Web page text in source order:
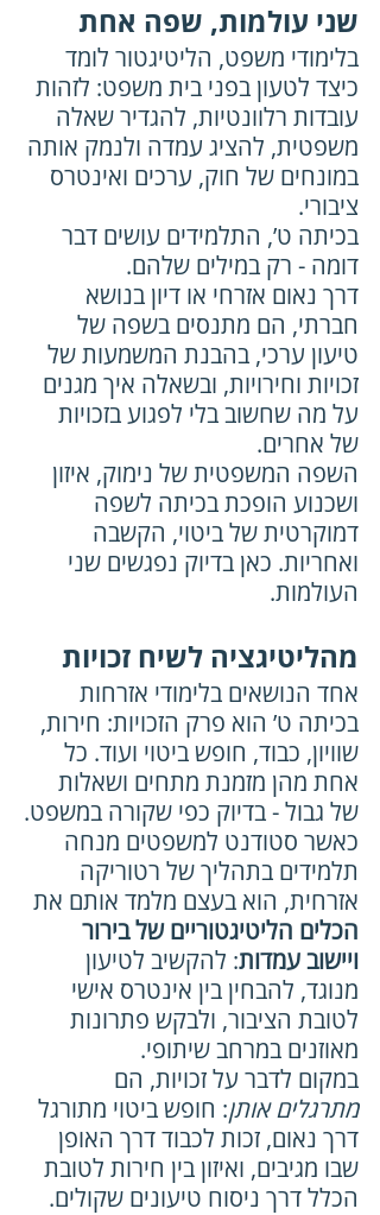
שני עולמות, שפה אחת
בלימודי משפט, הליטיגטור לומד
כיצד לטעון בפני בית משפט: לזהות
עובדות רלוונטיות, להגדיר שאלה
משפטית, להציג עמדה ולנמק אותה
במונחים של חוק, ערכים ואינטרס
ציבורי.
בכיתה ט’, התלמידים עושים דבר
דומה - רק במילים שלהם.
דרך נאום אזרחי או דיון בנושא
חברתי, הם מתנסים בשפה של
טיעון ערכי, בהבנת המשמעות של
זכויות וחירויות, ובשאלה איך מגנים
על מה שחשוב בלי לפגוע בזכויות
של אחרים.
השפה המשפטית של נימוק, איזון
ושכנוע הופכת בכיתה לשפה
דמוקרטית של ביטוי, הקשבה
ואחריות. כאן בדיוק נפגשים שני
העולמות.
מהליטיגציה לשיח זכויות
אחד הנושאים בלימודי אזרחות
בכיתה ט’ הוא פרק הזכויות: חירות,
שוויון, כבוד, חופש ביטוי ועוד. כל
אחת מהן מזמנת מתחים ושאלות
של גבול - בדיוק כפי שקורה במשפט.
כאשר סטודנט למשפטים מנחה
תלמידים בתהליך של רטוריקה
אזרחית, הוא בעצם מלמד אותם את
הכלים הליטיגטוריים של בירור
ויישוב עמדות: להקשיב לטיעון
מנוגד, להבחין בין אינטרס אישי
לטובת הציבור, ולבקש פתרונות
מאוזנים במרחב שיתופי.
במקום לדבר על זכויות, הם
מתרגלים אותן: חופש ביטוי מתורגל
דרך נאום, זכות לכבוד דרך האופן
שבו מגיבים, ואיזון בין חירות לטובת
הכלל דרך ניסוח טיעונים שקולים.